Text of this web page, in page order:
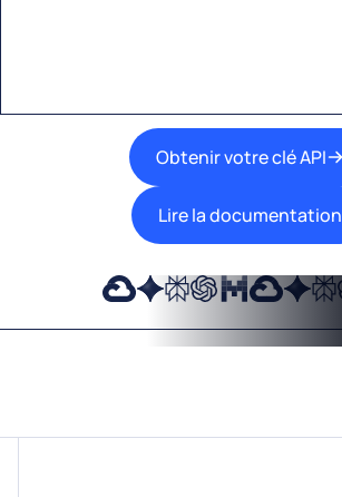
Obtenir votre clé API
Lire la documentation